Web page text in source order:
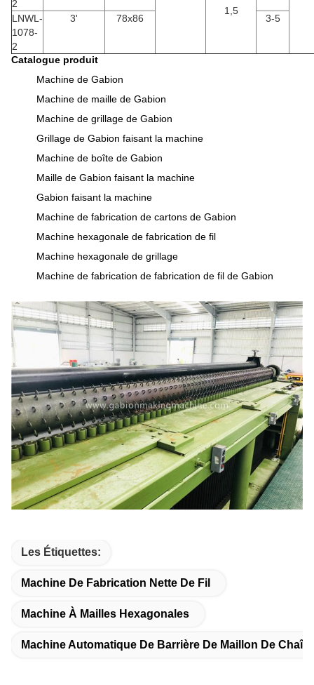
2
1,5
LNWL-
1078-
2
3' 78x86 3-5
Catalogue produit
Machine de Gabion
Machine de maille de Gabion
Machine de grillage de Gabion
Grillage de Gabion faisant la machine
Machine de boîte de Gabion
Maille de Gabion faisant la machine
Gabion faisant la machine
Machine de fabrication de cartons de Gabion
Machine hexagonale de fabrication de fil
Machine hexagonale de grillage
Machine de fabrication de fabrication de fil de Gabion
Les Étiquettes:
Machine De Fabrication Nette De Fil
Machine À Mailles Hexagonales
Machine Automatique De Barrière De Maillon De